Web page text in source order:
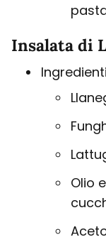
Insalata di
Olio